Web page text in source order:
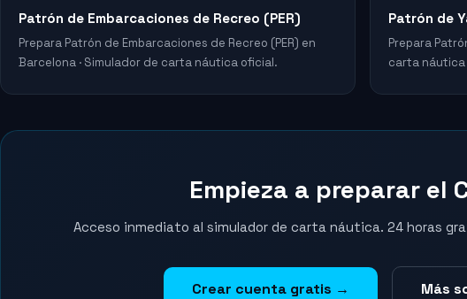
Patrón de Embarcaciones de Recreo (PER)
Prepara Patrón de Embarcaciones de Recreo (PER) en
Barcelona · Simulador de carta náutica oficial.
Patrón de
Prepara
carta náutica
Empieza a preparar el
Acceso inmediato al simulador de carta náutica. 24 horas
Crear cuenta gratis → Más